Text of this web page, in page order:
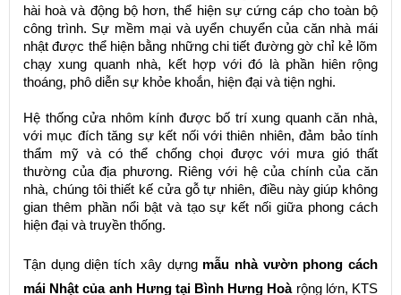
hài hoà và động bộ hơn, thể hiện sự cứng cáp cho toàn bộ
công trình. Sự mềm mại và uyển chuyển của căn nhà mái
nhật được thể hiện bằng những chi tiết đường gờ chỉ kẻ lõm
chạy xung quanh nhà, kết hợp với đó là phần hiên rộng
thoáng, phô diễn sự khỏe khoắn, hiện đại và tiện nghi.
Hệ thống cửa nhôm kính được bố trí xung quanh căn nhà,
với mục đích tăng sự kết nối với thiên nhiên, đảm bảo tính
thẩm mỹ và có thể chống chọi được với mưa gió thất
thường của địa phương. Riêng với hệ của chính của căn
nhà, chúng tôi thiết kế cửa gỗ tự nhiên, điều này giúp không
gian thêm phần nổi bật và tạo sự kết nối giữa phong cách
hiện đại và truyền thống.
Tận dụng diện tích xây dựng mẫu nhà vườn phong cách
mái Nhật của anh Hưng tại Bình Hưng Hoà rộng lớn, KTS